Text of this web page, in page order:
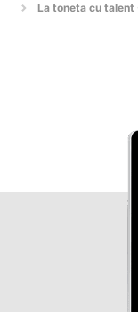
La toneta cu